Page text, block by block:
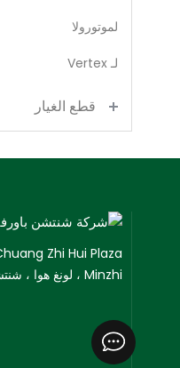
لموتورولا
لـ Vertex
قطع الغيار
Minzhi ، لونغ هوا ، شنتشن